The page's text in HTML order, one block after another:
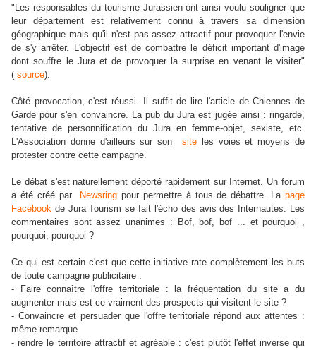
"Les responsables du tourisme Jurassien ont ainsi voulu souligner que
leur département est relativement connu à travers sa dimension
géographique mais qu'il n'est pas assez attractif pour provoquer l'envie
de s'y arrêter. L'objectif est de combattre le déficit important d'image
dont souffre le Jura et de provoquer la surprise en venant le visiter"
( source).
Côté provocation, c'est réussi. Il suffit de lire l'article de Chiennes de
Garde pour s'en convaincre. La pub du Jura est jugée ainsi : ringarde,
tentative de personnification du Jura en femme-objet, sexiste, etc.
L'Association donne d'ailleurs sur son
siteles voies et moyens de
protester contre cette campagne.
Le débat s'est naturellement déporté rapidement sur Internet. Un forum
a été créé par
Newsring pour permettre à tous de débattre. Lapage
Facebook de Jura Tourism se fait l'écho des avis des Internautes. Les
commentaires sont assez unanimes : Bof, bof, bof ... et pourquoi ,
pourquoi, pourquoi ?
Ce qui est certain c'est que cette initiative rate complètement les buts
de toute campagne publicitaire :
- Faire connaître l'offre territoriale : la fréquentation du site a du
augmenter mais est-ce vraiment des prospects qui visitent le site ?
- Convaincre et persuader que l'offre territoriale répond aux attentes :
même remarque
- rendre le territoire attractif et agréable : c'est plutôt l'effet inverse qui